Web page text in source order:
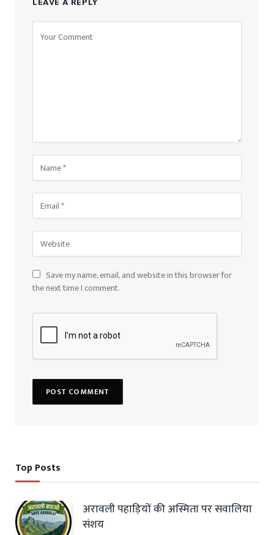
Save my name, email, and website in this browser for
the next time I comment.
Top Posts
अरावली पहाड़ियों की अस्मिता पर सवालिया
संशय